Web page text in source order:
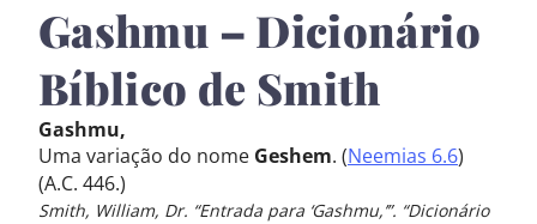
Gashmu – Dicionário
Bíblico de Smith
Gashmu,
Uma variação do nome Geshem. (Neemias 6.6)
(A.C. 446.)
Smith, William, Dr. “Entrada para ‘Gashmu,’”. “Dicionário